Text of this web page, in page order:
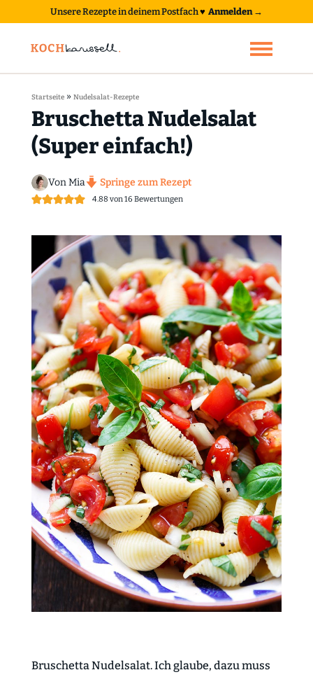
Unsere Rezepte in deinem Postfach♥ Anmelden →
Startseite» Nudelsalat-Rezepte
Bruschetta Nudelsalat
(Super einfach!)
Von Mia Springe zum Rezept
4.88 von16 Bewertungen
Bruschetta Nudelsalat. Ich glaube, dazu muss